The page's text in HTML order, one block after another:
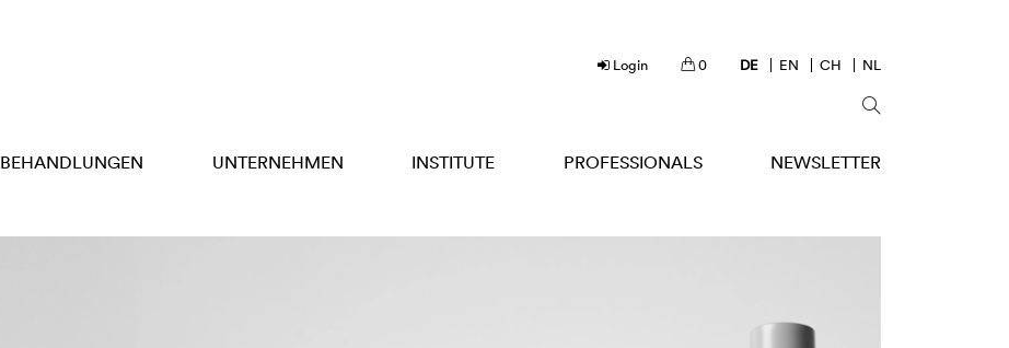
Login 0 DE EN CH NL
BEHANDLUNGEN UNTERNEHMEN INSTITUTE PROFESSIONALS NEWSLETTER